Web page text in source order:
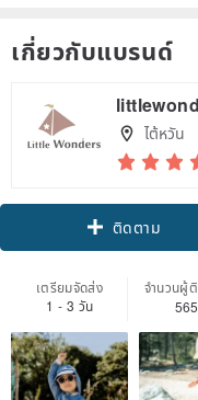
เกี่ยวกับแบรนด์
ไต้หวัน
ติดตาม
เตรียมจัดส่ง
1 - 3 วัน
จำนวนผู้
565